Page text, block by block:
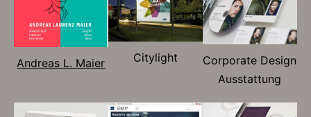
Andreas L. Maier Citylight
Corporate Design
Ausstattung